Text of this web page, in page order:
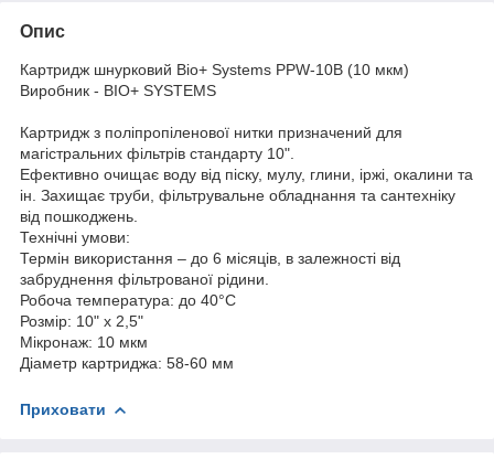
Опис
Картридж шнурковий Bio+ Systems PPW-10B (10 мкм)
Виробник - BIO+ SYSTEMS
Картридж з поліпропіленової нитки призначений для
магістральних фільтрів стандарту 10".
Ефективно очищає воду від піску, мулу, глини, іржі, окалини та
ін. Захищає труби, фільтрувальне обладнання та сантехніку
від пошкоджень.
Технічні умови:
Термін використання – до 6 місяців, в залежності від
забруднення фільтрованої рідини.
Робоча температура: до 40°С
Розмір: 10" х 2,5"
Мікронаж: 10 мкм
Діаметр картриджа: 58-60 мм
Приховати